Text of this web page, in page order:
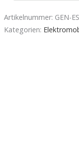
Artikelnummer: GEN-
Kategorien: